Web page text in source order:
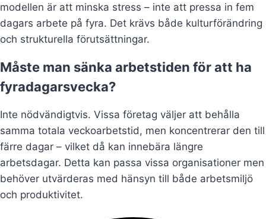
modellen är att minska stress – inte att pressa in fem
dagars arbete på fyra. Det krävs både kulturförändring
och strukturella förutsättningar.
Måste man sänka arbetstiden för att ha
fyradagarsvecka?
Inte nödvändigtvis. Vissa företag väljer att behålla
samma totala veckoarbetstid, men koncentrerar den till
färre dagar – vilket då kan innebära längre
arbetsdagar. Detta kan passa vissa organisationer men
behöver utvärderas med hänsyn till både arbetsmiljö
och produktivitet.